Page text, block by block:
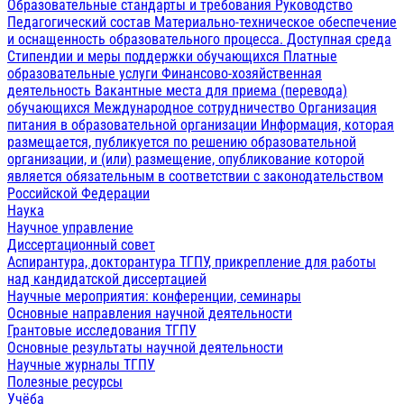
Образовательные стандарты и требования Руководство
Педагогический состав Материально-техническое обеспечение
и оснащенность образовательного процесса. Доступная среда
Стипендии и меры поддержки обучающихся Платные
образовательные услуги Финансово-хозяйственная
деятельность Вакантные места для приема (перевода)
обучающихся Международное сотрудничество Организация
питания в образовательной организации Информация, которая
размещается, публикуется по решению образовательной
организации, и (или) размещение, опубликование которой
является обязательным в соответствии с законодательством
Российской Федерации
Наука
Научное управление
Диссертационный совет
Аспирантура, докторантура ТГПУ, прикрепление для работы
над кандидатской диссертацией
Научные мероприятия: конференции, семинары
Основные направления научной деятельности
Грантовые исследования ТГПУ
Основные результаты научной деятельности
Научные журналы ТГПУ
Полезные ресурсы
Учёба